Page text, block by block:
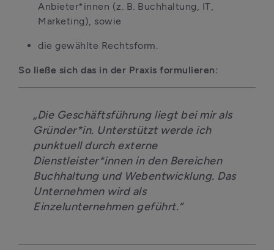
Anbieter*innen (z. B. Buchhaltung, IT,
Marketing), sowie
die gewählte Rechtsform.
So ließe sich das in der Praxis formulieren:
„Die Geschäftsführung liegt bei mir als
Gründer*in. Unterstützt werde ich
punktuell durch externe
Dienstleister*innen in den Bereichen
Buchhaltung und Webentwicklung. Das
Unternehmen wird als
Einzelunternehmen geführt.“